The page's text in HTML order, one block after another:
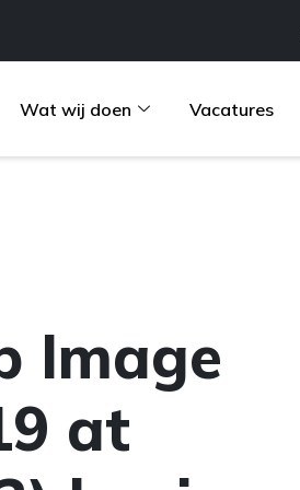
Wat wij doen Vacatures
Image
at